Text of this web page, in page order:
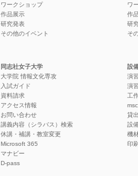
ワークショップ
作品展示
研究発表
その他のイベント
ワ
作
研
そ
同志社女子大学
大学院 情報文化専攻
入試ガイド
資料請求
アクセス情報
お問い合わせ
講義内容（シラバス）検索
休講・補講・教室変更
Microsoft 365
マナビー
D-pass
設
演
演
工
貸
設
機
印